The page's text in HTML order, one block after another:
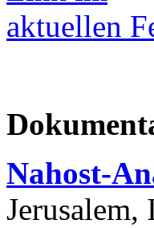
Nahost-
Jerusalem,